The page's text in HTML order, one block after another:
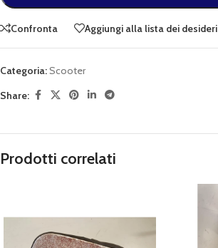
Confronta Aggiungi alla lista dei desideri
Categoria:Scooter
Share:
Prodotti correlati